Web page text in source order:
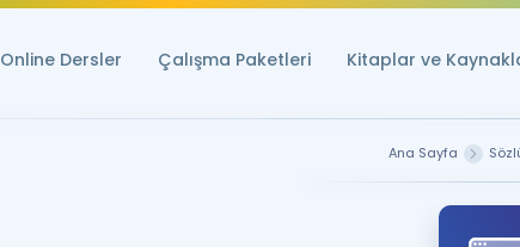
Online Dersler Çalışma Paketleri Kitaplar ve
Ana Sayfa